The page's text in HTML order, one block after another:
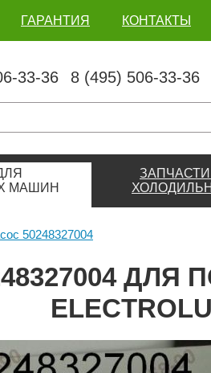
ГАРАНТИЯ КОНТАКТЫ
33-36 8 (495) 506-33-36
МАШИН
ЗАПЧАСТИ
50248327004